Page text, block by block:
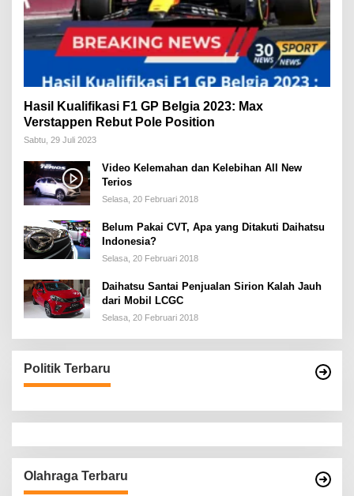
Hasil Kualifikasi F1 GP Belgia 2023: Max
Verstappen Rebut Pole Position
Sabtu, 29 Juli 2023
Video Kelemahan dan Kelebihan All New
Terios
Selasa, 20 Februari 2018
Belum Pakai CVT, Apa yang Ditakuti Daihatsu
Indonesia?
Selasa, 20 Februari 2018
Daihatsu Santai Penjualan Sirion Kalah Jauh
dari Mobil LCGC
Selasa, 20 Februari 2018
Politik Terbaru
Olahraga Terbaru